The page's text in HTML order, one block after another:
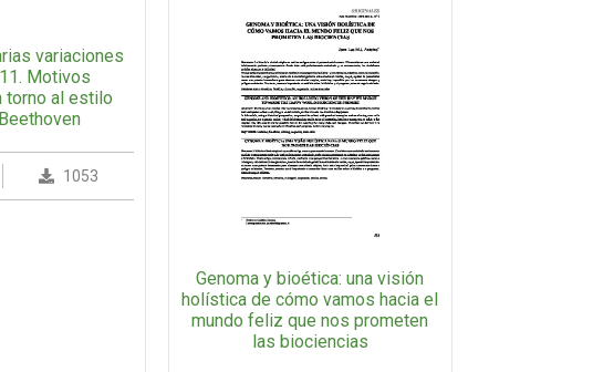
variaciones
Motivos
torno al estilo
1053
Genoma y bioética: una visión
holística de cómo vamos hacia el
mundo feliz que nos prometen
las biociencias